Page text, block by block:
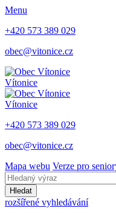
Menu
+420 573 389 029
obec@vitonice.cz
Vítonice
Vítonice
+420 573 389 029
obec@vitonice.cz
Mapa webu Verze pro
Hledat
rozšířené vyhledávání